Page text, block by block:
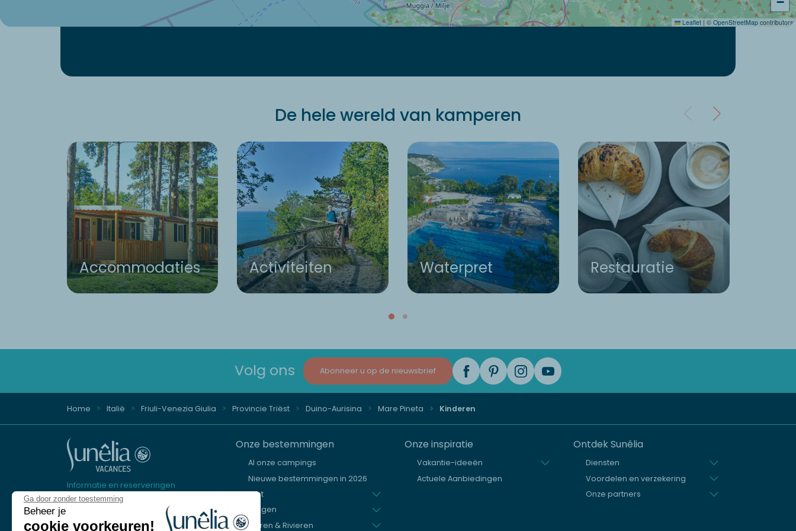
Ga door zonder toestemming
Beheer je
cookie voorkeuren!
Leaflet | © OpenStreetMap contributors
De hele wereld van kamperen
Accommodaties Activiteiten Waterpret Restauratie
Volg ons Abonneer u op de nieuwsbrief
Home Italië Friuli-Venezia Giulia Provincie Triëst Duino-Aurisina Mare Pineta Kinderen
Informatie en reserveringen
+31 20 721 9084
Onze bestemmingen
Al onze campings
Nieuwe bestemmingen in 2026
Kust
Bergen
Meren & Rivieren
Onze inspiratie
Vakantie-ideeën
Actuele Aanbiedingen
Ontdek Sunêlia
Diensten
Voordelen en verzekering
Onze partners